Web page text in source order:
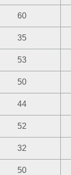
60
35
53
50
44
52
32
50